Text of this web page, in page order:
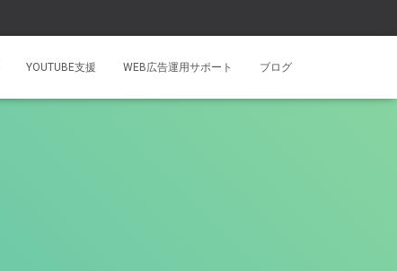
YOUTUBE支援 WEB広告運用サポート ブログ